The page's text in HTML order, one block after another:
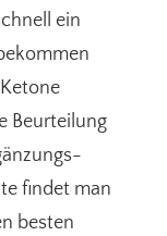
ein
Beurteilung
findet man
besten